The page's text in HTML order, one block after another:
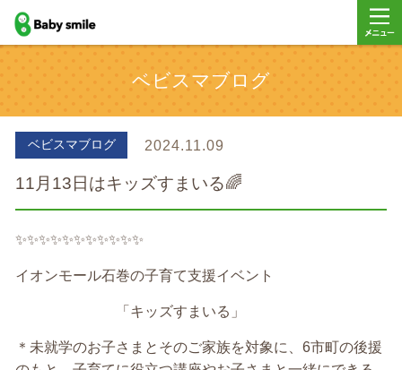
baby smile
ベビスマブログ
ベビスマブログ 2024.11.09
11月13日はキッズすまいる🌈
✨✨✨✨✨✨✨✨✨✨✨
イオンモール石巻の子育て支援イベント
「キッズすまいる」
＊未就学のお子さまとそのご家族を対象に、6市町の後援